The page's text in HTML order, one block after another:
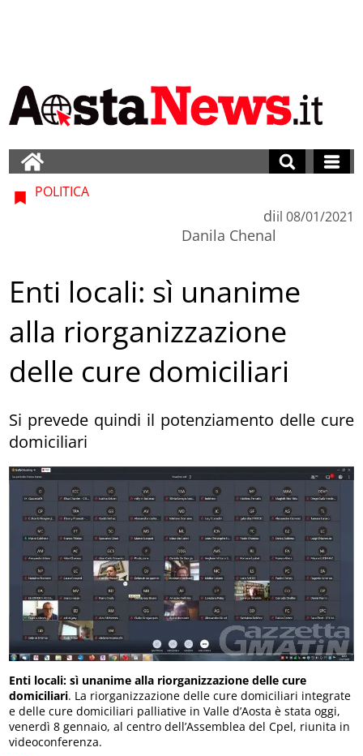
POLITICA
di
Danila Chenal
il 08/01/2021
Enti locali: sì unanime
alla riorganizzazione
delle cure domiciliari
Si prevede quindi il potenziamento delle cure
domiciliari
Enti locali: sì unanime alla riorganizzazione delle cure
domiciliari. La riorganizzazione delle cure domiciliari integrate
e delle cure domiciliari palliative in Valle d’Aosta è stata oggi,
venerdì 8 gennaio, al centro dell’Assemblea del Cpel, riunita in
videoconferenza.